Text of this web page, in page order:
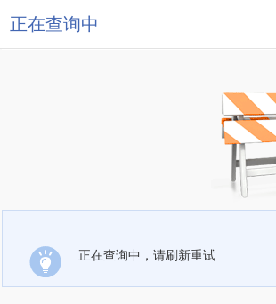
正在查询中
正在查询中，请刷新重试